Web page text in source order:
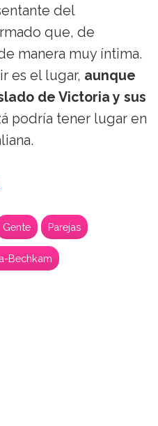
del
que, de
manera muy íntima.
es el lugar, aunque
de Victoria y sus
podría tener lugar en
Gente Parejas
Bechkam